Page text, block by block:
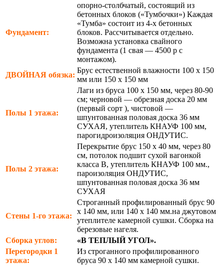
Фундамент:
опорно-столбчатый, состоящий из
бетонных блоков («Тумбочки») Каждая
«Тумба» состоит из 4-х бетонных
блоков. Рассчитывается отдельно.
Возможна установка свайного
фундамента (1 свая — 4500 р с
монтажом).
ДВОЙНАЯ обязка:
Брус естественной влажности 100 х 150
мм или 150 х 150 мм
Полы 1 этажа:
Лаги из бруса 100 х 150 мм, через 80-90
см; черновой — обрезная доска 20 мм
(первый сорт ), чистовой —
шпунтованная половая доска 36 мм
СУХАЯ, утеплитель КНАУФ 100 мм,
парогидроизоляция ОНДУТИС.
Полы 2 этажа:
Перекрытие брус 150 х 40 мм, через 80
см, потолок подшит сухой вагонкой
класса В, утеплитель КНАУФ 100 мм.,
пароизоляция ОНДУТИС,
шпунтованная половая доска 36 мм
СУХАЯ
Стены 1-го этажа:
Строганный профилированный брус 90
х 140 мм, или 140 х 140 мм.на джутовом
утеплителе камерной сушки. Сборка на
березовые нагеля.
Сборка углов:
«В ТЕПЛЫЙ УГОЛ».
Перегородки 1
этажа:
Из строганного профилированного
бруса 90 х 140 мм камерной сушки.